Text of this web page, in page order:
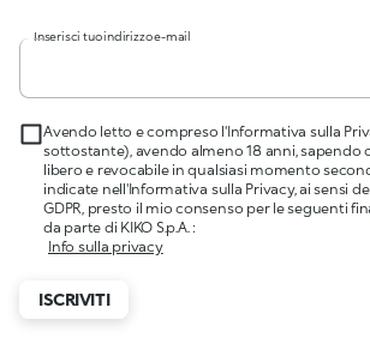
Inserisci tuo indirizzo e-mail
Avendo letto e compreso l'Informativa sulla
sottostante), avendo almeno 18 anni, sapendo
libero e revocabile in qualsiasi momento
indicate nell'Informativa sulla Privacy, ai sensi
GDPR, presto il mio consenso per le seguenti
da parte di KIKO S.p.A. :
Info sulla privacy
ISCRIVITI